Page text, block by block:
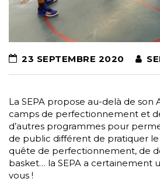
23 SEPTEMBRE 2020
La SEPA propose au-delà de son
camps de perfectionnement et
d’autres programmes pour
de public différent de pratiquer
quête de perfectionnement, de
basket… la SEPA a certainement
vous !